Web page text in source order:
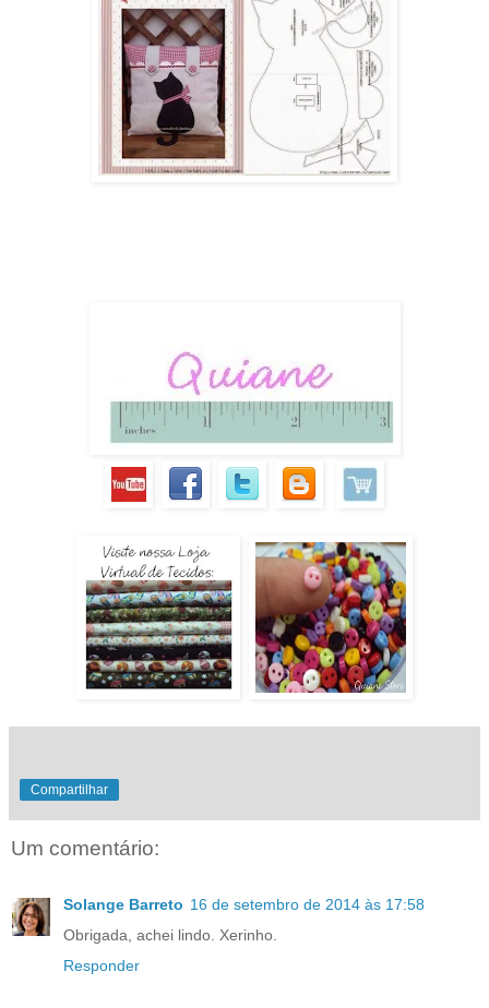
Compartilhar
Um comentário:
Solange Barreto 16 de setembro de 2014 às 17:58
Obrigada, achei lindo. Xerinho.
Responder